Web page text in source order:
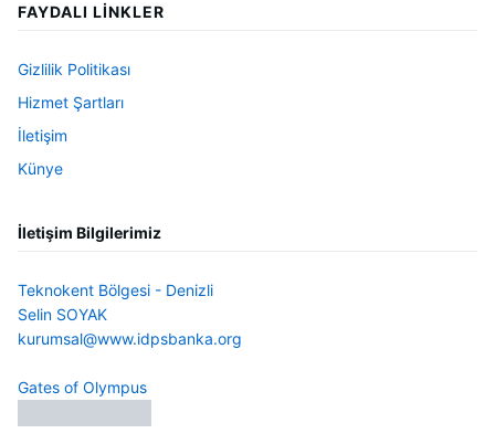
FAYDALI LINKLER
Gizlilik Politikası
Hizmet Şartları
İletişim
Künye
İletişim Bilgilerimiz
Teknokent Bölgesi - Denizli
Selin SOYAK
kurumsal@www.idpsbanka.org
Gates of Olympus